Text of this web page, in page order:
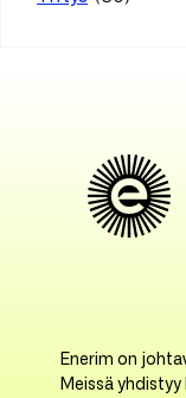
Enerim on
Meissä